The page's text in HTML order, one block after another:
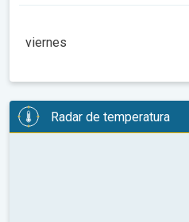
13 h 06:39 a.m.
12 h 06:40 a.m.
viernes
1
08:00
4
Radar de temperatura